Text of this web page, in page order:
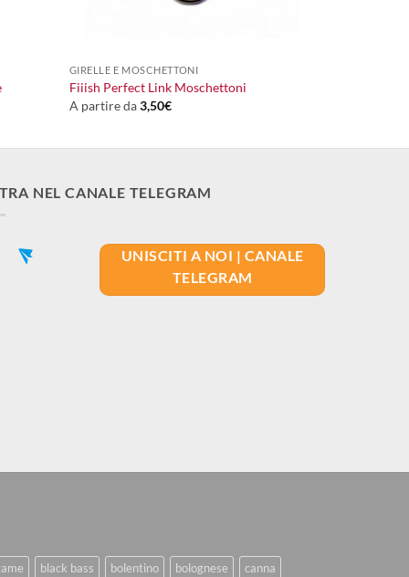
GIRELLE E MOSCHETTONI
Fiiish Perfect Link Moschettoni
A partire da3,50€
NEL CANALE TELEGRAM
UNISCITI A NOI | CANALE
TELEGRAM
black bass bolentino bolognese canna